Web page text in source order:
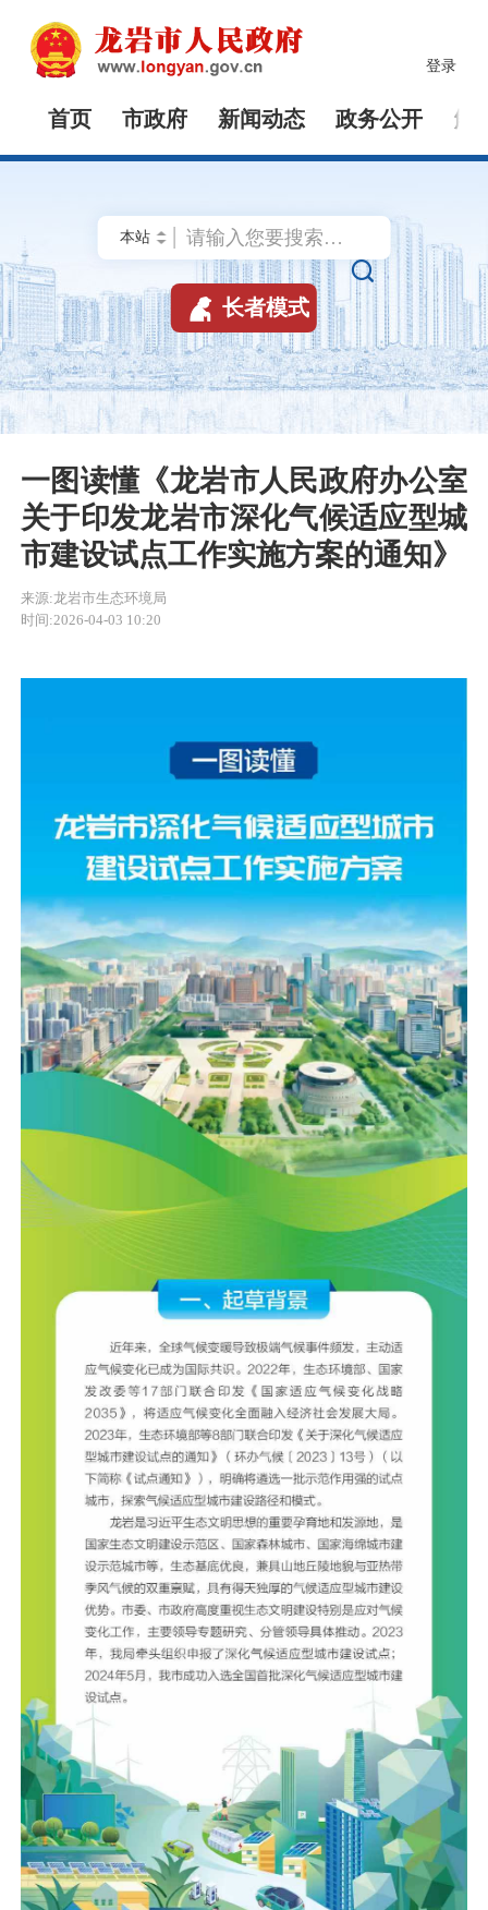
登录
首页 市政府 新闻动态 政务公开 解

 长者模式
一图读懂《龙岩市人民政府办公室
关于印发龙岩市深化气候适应型城
市建设试点工作实施方案的通知》
来源:龙岩市生态环境局
时间:2026-04-03 10:20